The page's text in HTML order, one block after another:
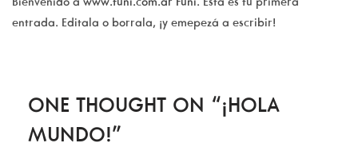
entrada. Editala o borrala, ¡y emepezá a escribir!
ONE THOUGHT ON “¡HOLA
MUNDO!”